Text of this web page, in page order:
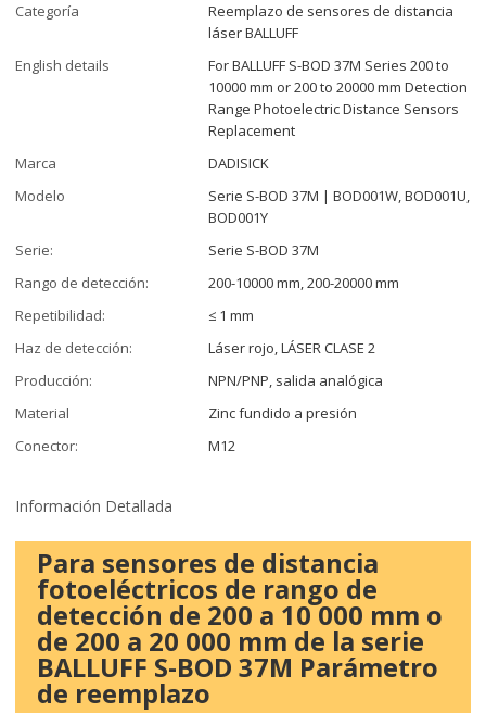
Categoría
Reemplazo de sensores de distancia
láser BALLUFF
English details
For BALLUFF S-BOD 37M Series 200 to
10000 mm or 200 to 20000 mm Detection
Range Photoelectric Distance Sensors
Replacement
Marca
DADISICK
Modelo
Serie S-BOD 37M | BOD001W, BOD001U,
BOD001Y
Serie:
Serie S-BOD 37M
Rango de detección:
200-10000 mm, 200-20000 mm
Repetibilidad:
≤ 1 mm
Haz de detección:
Láser rojo, LÁSER CLASE 2
Producción:
NPN/PNP, salida analógica
Material
Zinc fundido a presión
Conector:
M12
Información Detallada
Para sensores de distancia
fotoeléctricos de rango de
detección de 200 a 10 000 mm o
de 200 a 20 000 mm de la serie
BALLUFF S-BOD 37M Parámetro
de reemplazo